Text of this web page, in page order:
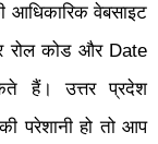
वेबसाइट
रोल कोड और Date
हैं।उत्तर प्रदेश
परेशानी हो तो आप